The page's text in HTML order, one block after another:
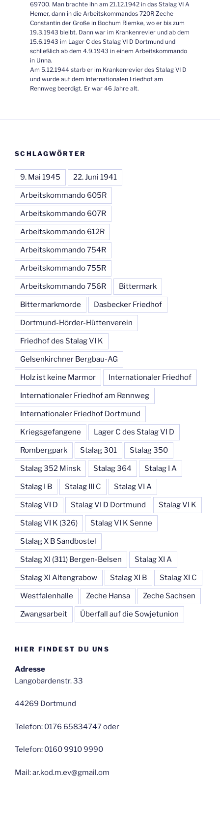
69700. Man brachte ihn am 21.12.1942 in das Stalag VI A
Hemer, dann in die Arbeitskommandos 720R Zeche
Constantin der Große in Bochum Riemke, wo er bis zum
19.3.1943 bleibt. Dann war im Krankenrevier und ab dem
15.6.1943 im Lager C des Stalag VI D Dortmund und
schließlich ab dem 4.9.1943 in einem Arbeitskommando
in Unna.
Am 5.12.1944 starb er im Krankenrevier des Stalag VI D
und wurde auf dem Internationalen Friedhof am
Rennweg beerdigt. Er war 46 Jahre alt.
SCHLAGWÖRTER
9. Mai 1945 22. Juni 1941
Arbeitskommando 605R
Arbeitskommando 607R
Arbeitskommando 612R
Arbeitskommando 754R
Arbeitskommando 755R
Arbeitskommando 756R Bittermark
Bittermarkmorde Dasbecker Friedhof
Dortmund-Hörder-Hüttenverein
Friedhof des Stalag VI K
Gelsenkirchner Bergbau-AG
Holz ist keine Marmor Internationaler Friedhof
Internationaler Friedhof am Rennweg
Internationaler Friedhof Dortmund
Kriegsgefangene Lager C des Stalag VI D
Rombergpark Stalag 301 Stalag 350
Stalag 352 Minsk Stalag 364 Stalag I A
Stalag I B Stalag III C Stalag VI A
Stalag VI D Stalag VI D Dortmund Stalag VI K
Stalag VI K (326) Stalag VI K Senne
Stalag X B Sandbostel
Stalag XI (311) Bergen-Belsen Stalag XI A
Stalag XI Altengrabow Stalag XI B Stalag XI C
Westfalenhalle Zeche Hansa Zeche Sachsen
Zwangsarbeit Überfall auf die Sowjetunion
HIER FINDEST DU UNS
Adresse
Langobardenstr. 33
44269 Dortmund
Telefon: 0176 65834747 oder
Telefon: 0160 9910 9990
Mail: ar.kod.m.ev@gmail.om